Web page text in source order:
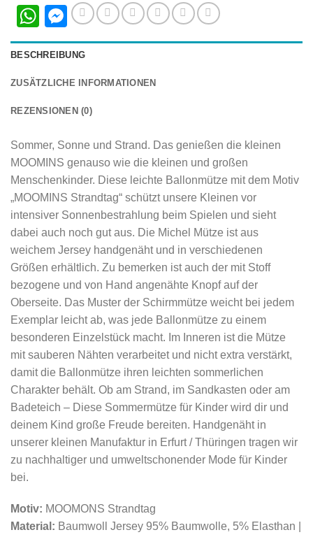
WhatsApp
Messenger
BESCHREIBUNG
ZUSÄTZLICHE INFORMATIONEN
REZENSIONEN (0)
Sommer, Sonne und Strand. Das genießen die kleinen
MOOMINS genauso wie die kleinen und großen
Menschenkinder. Diese leichte Ballonmütze mit dem Motiv
„MOOMINS Strandtag“ schützt unsere Kleinen vor
intensiver Sonnenbestrahlung beim Spielen und sieht
dabei auch noch gut aus. Die Michel Mütze ist aus
weichem Jersey handgenäht und in verschiedenen
Größen erhältlich. Zu bemerken ist auch der mit Stoff
bezogene und von Hand angenähte Knopf auf der
Oberseite. Das Muster der Schirmmütze weicht bei jedem
Exemplar leicht ab, was jede Ballonmütze zu einem
besonderen Einzelstück macht. Im Inneren ist die Mütze
mit sauberen Nähten verarbeitet und nicht extra verstärkt,
damit die Ballonmütze ihren leichten sommerlichen
Charakter behält. Ob am Strand, im Sandkasten oder am
Badeteich – Diese Sommermütze für Kinder wird dir und
deinem Kind große Freude bereiten. Handgenäht in
unserer kleinen Manufaktur in Erfurt / Thüringen tragen wir
zu nachhaltiger und umweltschonender Mode für Kinder
bei.
Motiv: MOOMONS Strandtag
Material: Baumwoll Jersey 95% Baumwolle, 5% Elasthan